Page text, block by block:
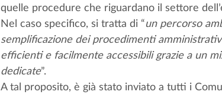
quelle procedure che riguardano il settore
Nel caso specifico, si tratta di “un percorso
semplificazione dei procedimenti
efficienti e facilmente accessibili grazie a un
dedicate”.
A tal proposito, è già stato inviato a tutti i